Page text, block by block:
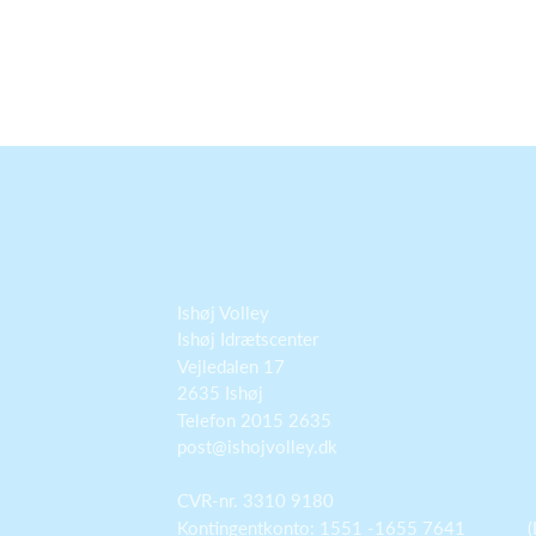
Ishøj Volley
Ishøj Idrætscenter
Vejledalen 17
2635 Ishøj
Telefon 2015 2635
post@ishojvolley.dk
CVR-nr. 3310 9180
Kontingentkonto: 1551 -1655 7641